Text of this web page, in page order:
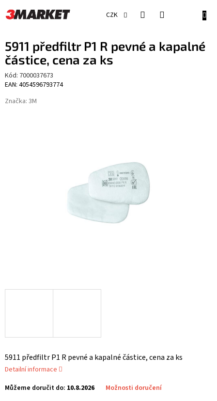
na
obsah
CZK
5911 předfiltr P1 R pevné a kapalné
částice, cena za ks
Kód: 7000037673
EAN: 4054596793774
Značka: 3M
Můžeme doručit do: 10.8.2026 Možnosti doručení
5911 předfiltr P1 R pevné a kapalné částice, cena za ks
Detailní informace